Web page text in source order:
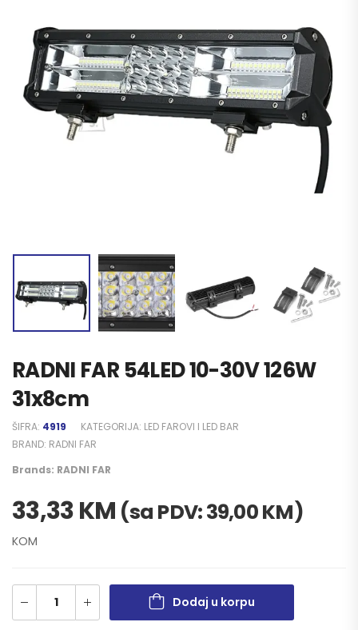
RADNI FAR 54LED 10-30V 126W
31x8cm
ŠIFRA: 4919 KATEGORIJA: LED FAROVI I LED BAR
BRAND: RADNI FAR
Brands: RADNI FAR
33,33KM (sa PDV:39,00KM)
KOM
Dodaj u korpu